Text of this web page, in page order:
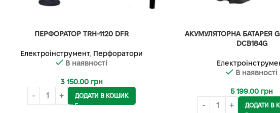
ПЕРФОРАТОР TRH-1120 DFR
Електроінструмент, Перфоратори
В наявності
3 150.00 грн
ДОДАТИ В КОШИК
АКУМУЛЯТОРНА БАТАРЕЯ
DCB184G
В наявності
5 199.00 грн
ДОДАТИ В